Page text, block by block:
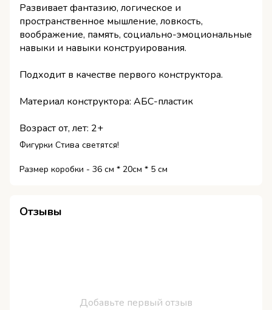
Развивает фантазию, логическое и
пространственное мышление, ловкость,
воображение, память, социально-эмоциональные
навыки и навыки конструирования.
Подходит в качестве первого конструктора.
Материал конструктора: АБС-пластик
Возраст от, лет: 2+
Фигурки Стива светятся!
Размер коробки - 36 см * 20см * 5 см
Отзывы
Добавьте первый отзыв